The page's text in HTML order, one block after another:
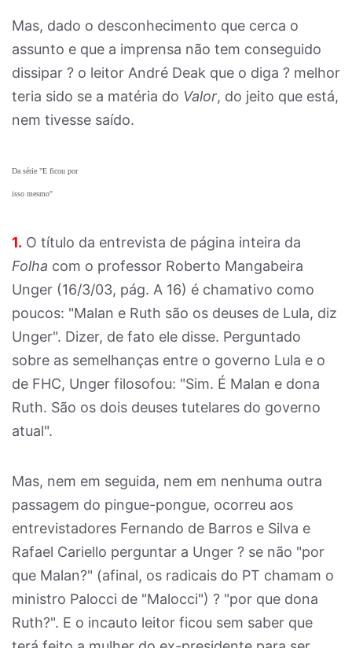
Mas, dado o desconhecimento que cerca o
assunto e que a imprensa não tem conseguido
dissipar ? o leitor André Deak que o diga ? melhor
teria sido se a matéria do Valor, do jeito que está,
nem tivesse saído.
Da série "E ficou por
isso mesmo"
1. O título da entrevista de página inteira da
Folha com o professor Roberto Mangabeira
Unger (16/3/03, pág. A 16) é chamativo como
poucos: "Malan e Ruth são os deuses de Lula, diz
Unger". Dizer, de fato ele disse. Perguntado
sobre as semelhanças entre o governo Lula e o
de FHC, Unger filosofou: "Sim. É Malan e dona
Ruth. São os dois deuses tutelares do governo
atual".
Mas, nem em seguida, nem em nenhuma outra
passagem do pingue-pongue, ocorreu aos
entrevistadores Fernando de Barros e Silva e
Rafael Cariello perguntar a Unger ? se não "por
que Malan?" (afinal, os radicais do PT chamam o
ministro Palocci de "Malocci") ? "por que dona
Ruth?". E o incauto leitor ficou sem saber que